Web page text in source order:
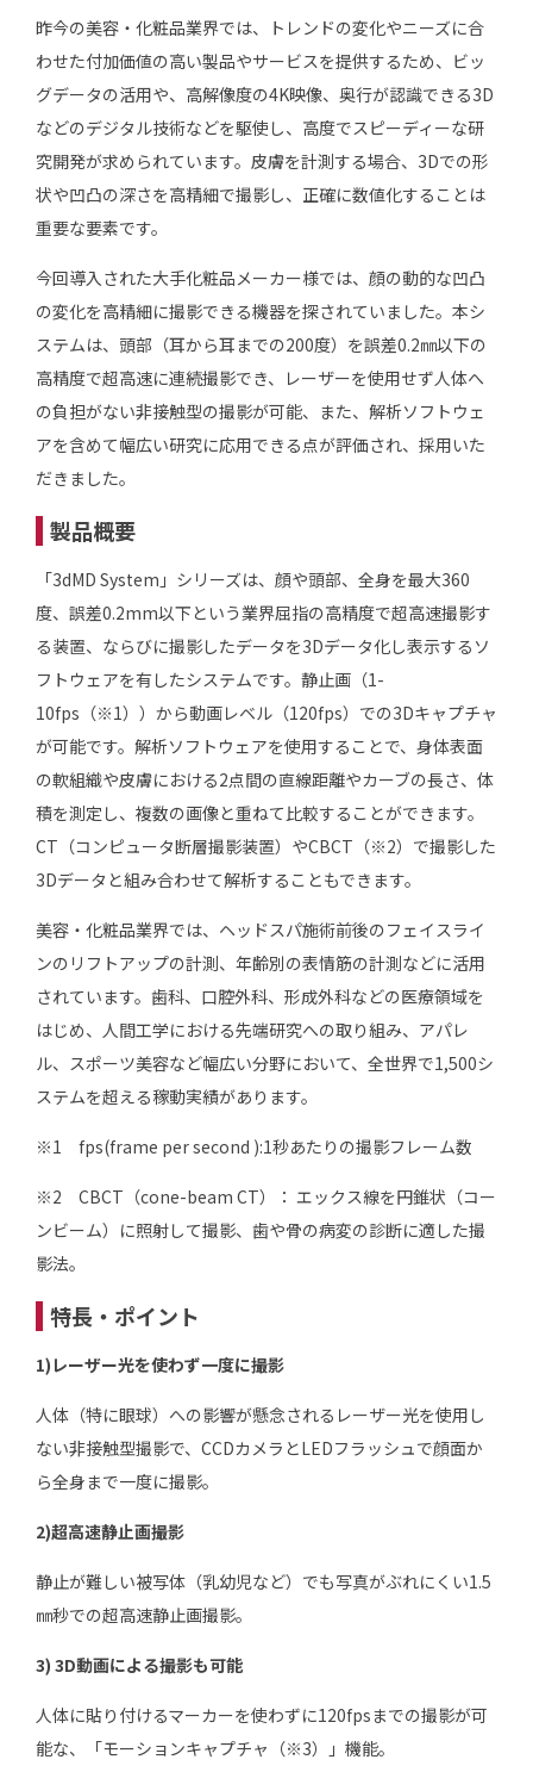
昨今の美容・化粧品業界では、トレンドの変化やニーズに合
わせた付加価値の高い製品やサービスを提供するため、ビッ
グデータの活用や、高解像度の4K映像、奥行が認識できる3D
などのデジタル技術などを駆使し、高度でスピーディーな研
究開発が求められています。皮膚を計測する場合、3Dでの形
状や凹凸の深さを高精細で撮影し、正確に数値化することは
重要な要素です。
今回導入された大手化粧品メーカー様では、顔の動的な凹凸
の変化を高精細に撮影できる機器を探されていました。本シ
ステムは、頭部（耳から耳までの200度）を誤差0.2㎜以下の
高精度で超高速に連続撮影でき、レーザーを使用せず人体へ
の負担がない非接触型の撮影が可能、また、解析ソフトウェ
アを含めて幅広い研究に応用できる点が評価され、採用いた
だきました。
製品概要
「3dMD System」シリーズは、顔や頭部、全身を最大360
度、誤差0.2mm以下という業界屈指の高精度で超高速撮影す
る装置、ならびに撮影したデータを3Dデータ化し表示するソ
フトウェアを有したシステムです。静止画（1-
10fps（※1））から動画レベル（120fps）での3Dキャプチャ
が可能です。解析ソフトウェアを使用することで、身体表面
の軟組織や皮膚における2点間の直線距離やカーブの長さ、体
積を測定し、複数の画像と重ねて比較することができます。
CT（コンピュータ断層撮影装置）やCBCT（※2）で撮影した
3Dデータと組み合わせて解析することもできます。
美容・化粧品業界では、ヘッドスパ施術前後のフェイスライ
ンのリフトアップの計測、年齢別の表情筋の計測などに活用
されています。歯科、口腔外科、形成外科などの医療領域を
はじめ、人間工学における先端研究への取り組み、アパレ
ル、スポーツ美容など幅広い分野において、全世界で1,500シ
ステムを超える稼動実績があります。
※1 fps(frame per second ):1秒あたりの撮影フレーム数
※2 CBCT（cone-beam CT）： エックス線を円錐状（コー
ンビーム）に照射して撮影、歯や骨の病変の診断に適した撮
影法。
特長・ポイント
1)レーザー光を使わず一度に撮影
人体（特に眼球）への影響が懸念されるレーザー光を使用し
ない非接触型撮影で、CCDカメラとLEDフラッシュで顔面か
ら全身まで一度に撮影。
2)超高速静止画撮影
静止が難しい被写体（乳幼児など）でも写真がぶれにくい1.5
㎜秒での超高速静止画撮影。
3) 3D動画による撮影も可能
人体に貼り付けるマーカーを使わずに120fpsまでの撮影が可
能な、「モーションキャプチャ（※3）」機能。